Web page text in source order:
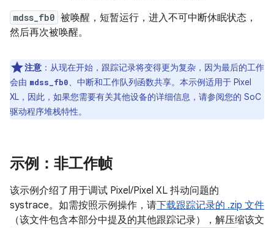
mdss_fb0 被唤醒，短暂运行，进入不可中断休眠状态，
然后再次被唤醒。
注意 ：从现在开始，跟踪记录将变得更为复杂，因为最后的工作
会由 mdss_fb0、中断和工作队列函数共享。本示例适用于 Pixel
XL，因此，如果您需要有关其他设备的详细信息，请参阅您的 SoC
驱动程序堆栈特性。
示例：非工作帧
该示例介绍了用于调试 Pixel/Pixel XL 抖动问题的
systrace。如需按照示例操作，请下载跟踪记录的 .zip 文件
（该文件包含本部分中提及的其他跟踪记录），解压缩该文